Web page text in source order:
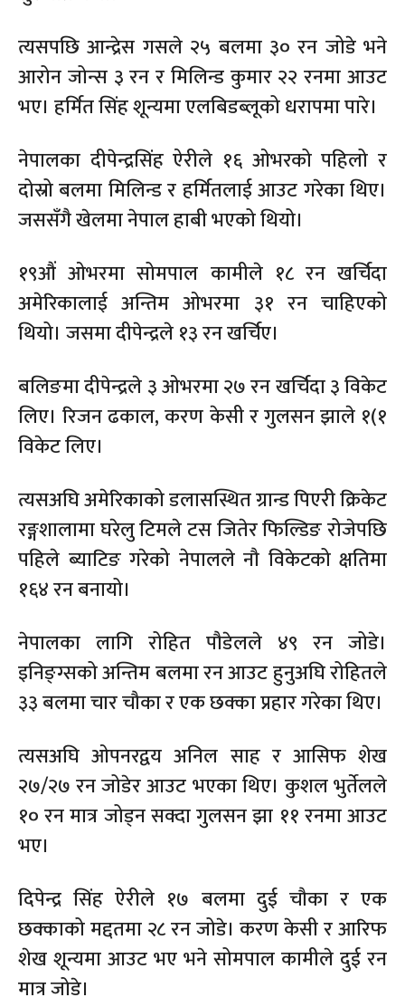
त्यसपछि आन्द्रेस गसले २५ बलमा ३० रन जोडे भने
आरोन जोन्स ३ रन र मिलिन्ड कुमार २२ रनमा आउट
भए। हर्मित सिंह शून्यमा एलबिडब्लूको धरापमा पारे।
नेपालका दीपेन्द्रसिंह ऐरीले १६ ओभरको पहिलो र
दोस्रो बलमा मिलिन्ड र हर्मितलाई आउट गरेका थिए।
जससँगै खेलमा नेपाल हाबी भएको थियो।
१९औं ओभरमा सोमपाल कामीले १८ रन खर्चिदा
अमेरिकालाई अन्तिम ओभरमा ३१ रन चाहिएको
थियो। जसमा दीपेन्द्रले १३ रन खर्चिए।
बलिङमा दीपेन्द्रले ३ ओभरमा २७ रन खर्चिदा ३ विकेट
लिए। रिजन ढकाल, करण केसी र गुलसन झाले १(१
विकेट लिए।
त्यसअघि अमेरिकाको डलासस्थित ग्रान्ड पिएरी क्रिकेट
रङ्गशालामा घरेलु टिमले टस जितेर फिल्डिङ रोजेपछि
पहिले ब्याटिङ गरेको नेपालले नौ विकेटको क्षतिमा
१६४ रन बनायो।
नेपालका लागि रोहित पौडेलले ४९ रन जोडे।
इनिङ्ग्सको अन्तिम बलमा रन आउट हुनुअघि रोहितले
३३ बलमा चार चौका र एक छक्का प्रहार गरेका थिए।
त्यसअघि ओपनरद्वय अनिल साह र आसिफ शेख
२७/२७ रन जोडेर आउट भएका थिए। कुशल भुर्तेलले
१० रन मात्र जोड्न सक्दा गुलसन झा ११ रनमा आउट
भए।
दिपेन्द्र सिंह ऐरीले १७ बलमा दुई चौका र एक
छक्काको मद्दतमा २८ रन जोडे। करण केसी र आरिफ
शेख शून्यमा आउट भए भने सोमपाल कामीले दुई रन
मात्र जोडे।